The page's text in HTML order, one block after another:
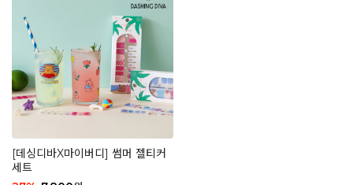
[데싱디바X마이버디] 썸머 젤티커
세트